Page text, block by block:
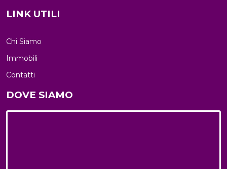
LINK UTILI
Chi Siamo
Immobili
Contatti
DOVE SIAMO